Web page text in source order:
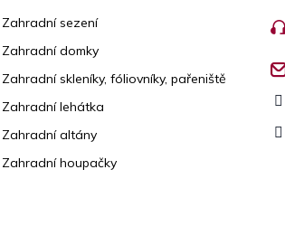
Zahradní sezení
Zahradní domky
Zahradní skleníky, fóliovníky, pařeniště
Zahradní lehátka
Zahradní altány
Zahradní houpačky